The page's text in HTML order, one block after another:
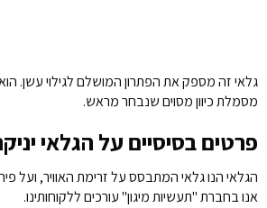
מסמלת כיוון מסוים שנבחר מראש.
פרטים בסיסיים על הגלאי
הגלאי הנו גלאי המתבסס על זרימת האוויר, ועל
אנו בחברת "תעשיות מיגון" עורכים ללקוחותינו.